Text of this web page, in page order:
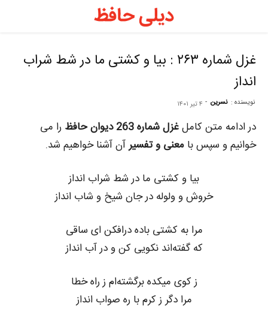
غزل شماره ۲۶۳ : بیا و کشتی ما در شط شراب
انداز
نویسنده : نسرین - ۴ تیر ۱۴۰۱
در ادامه متن کاملغزل شماره 263 دیوان حافظ
را می
خوانیم و سپس با معنی و تفسیرآن آشنا خواهیم شد.
بیا و کشتی ما در شط شراب انداز
خروش و ولوله در جان شیخ و شاب انداز
مرا به کشتی باده درافکن ای ساقی
که گفته‌اند نکویی کن و در آب انداز
ز کوی میکده برگشته‌ام ز راه خطا
مرا دگر ز کرم با ره صواب انداز